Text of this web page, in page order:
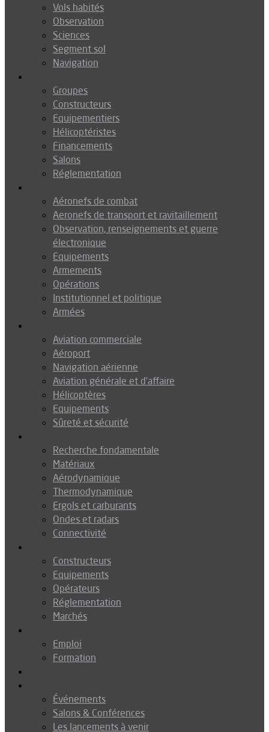
Vols habités
Observation
Sciences
Segment sol
Navigation
Groupes
Constructeurs
Equipementiers
Hélicoptéristes
Financements
Salons
Réglementation
Aéronefs de combat
Aeronefs de transport et ravitaillement
Observation, renseignements et guerre
électronique
Equipements
Armements
Opérations
Institutionnel et politique
Armées
Aviation commerciale
Aéroport
Navigation aérienne
Aviation générale et d’affaire
Hélicoptères
Equipements
Sûreté et sécurité
Recherche fondamentale
Matériaux
Aérodynamique
Thermodynamique
Ergols et carburants
Ondes et radars
Connectivité
Constructeurs
Equipements
Opérateurs
Réglementation
Marchés
Emploi
Formation
Événements
Salons & Conférences
Les lancements à venir